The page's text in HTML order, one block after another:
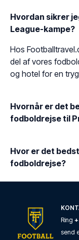
Hvordan sikrer
League-kampe?
Hos
del af vores
og hotel for en
Hvornår er det
fodboldrejse til
Hvor er det
fodboldrejse?
Ring
send